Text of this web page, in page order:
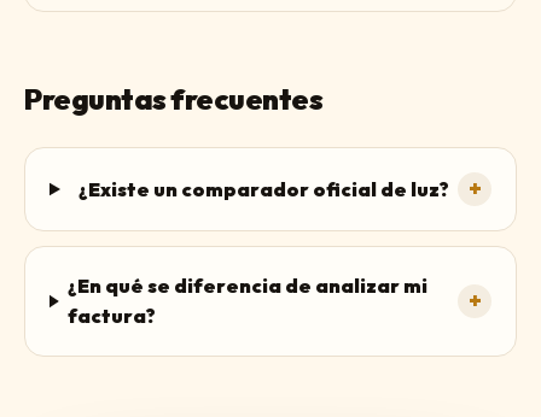
Preguntas frecuentes
¿Existe un comparador oficial de luz? +
¿En qué se diferencia de analizar mi
factura?
+